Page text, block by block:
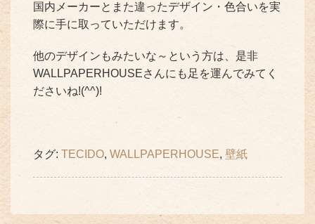
国内メーカーとまた違ったデザイン・色合いを実
際に手に取っていただけます。
他のデザインもみたいな～という方は、是非
WALLPAPERHOUSEさんにも足を運んでみてく
ださいね!(^^)!
タグ: TECIDO, WALLPAPERHOUSE, 壁紙